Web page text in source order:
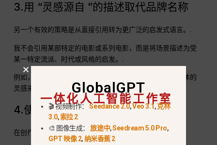
3.用 “灵感源自 ”的描述取代品牌名称
另一个有效的策略是从直接引用转为更广泛的启发式语言。.
我不会引用某部特定的电影或系列电影，而是将场景描述为受
某一特定流派、时代或风格的启发。.
例如，提示语可以提及沙漠荒原的动作世界，而不提及具体的
灵感来源电影。.
4.使用 “原汁原味 ”的语言
在创作角色时，我经常会加入一些短语，比如
GlobalGPT
一体化人工智能工作室
🎬 视频制作：Seedance 2.0,Veo 3.1,克林
3.0,索拉 2
🎨 图像生成：旅途中,Seedream 5.0 Pro,
GPT 映像 2,纳米香蕉 2